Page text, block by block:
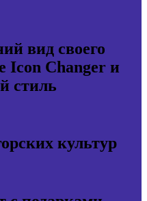
вид своего
Icon Changer и
стиль
культур